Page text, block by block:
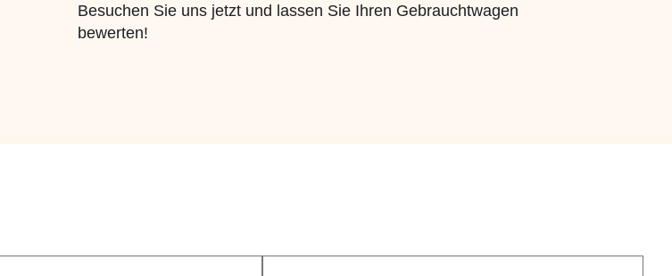
Besuchen Sie uns jetzt und lassen Sie Ihren Gebrauchtwagen
bewerten!